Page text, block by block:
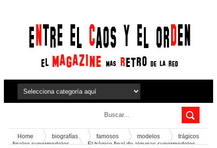
Home biografías famosos modelos
trágicos
finales supermodelos
El trágico final de algunas supermodelos,